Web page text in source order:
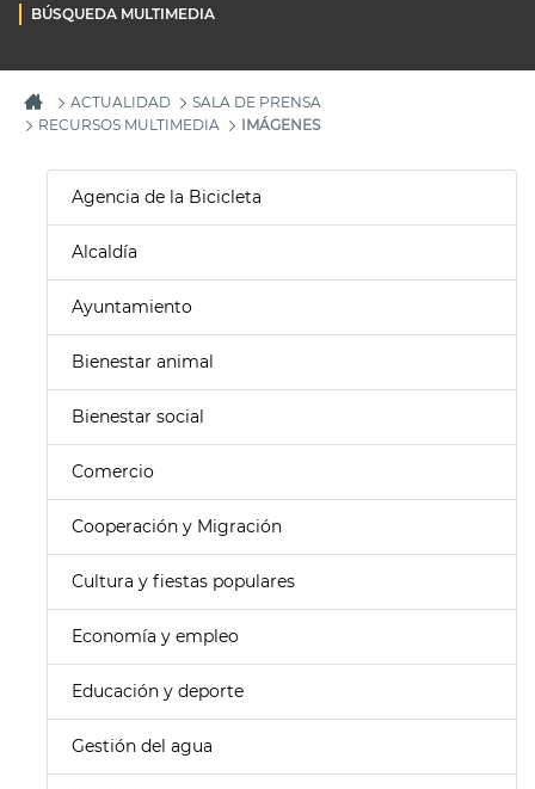
BÚSQUEDA MULTIMEDIA
ACTUALIDAD
SALA DE PRENSA
RECURSOS MULTIMEDIA
IMÁGENES
Agencia de la Bicicleta
Alcaldía
Ayuntamiento
Bienestar animal
Bienestar social
Comercio
Cooperación y Migración
Cultura y fiestas populares
Economía y empleo
Educación y deporte
Gestión del agua